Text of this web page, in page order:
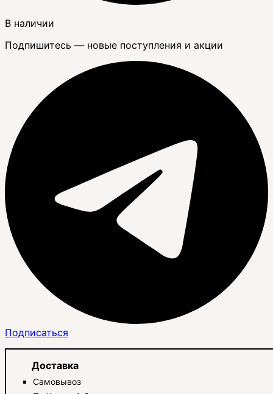
В наличии
Подпишитесь — новые поступления и акции
Подписаться
Доставка
Самовывоз